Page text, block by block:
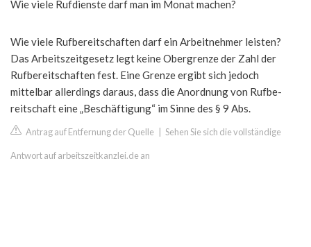
Wie viele Rufdienste darf man im Monat machen?
Wie viele Rufbereitschaften darf ein Arbeitnehmer leisten?
Das Arbeitszeitgesetz legt keine Obergrenze der Zahl der
Rufbereitschaften fest. Eine Grenze ergibt sich jedoch
mittelbar allerdings daraus, dass die Anordnung von Rufbe-
reitschaft eine „Beschäftigung“ im Sinne des § 9 Abs.
Antrag auf Entfernung der Quelle Sehen Sie sich die vollständige
Antwort auf arbeitszeitkanzlei.de an